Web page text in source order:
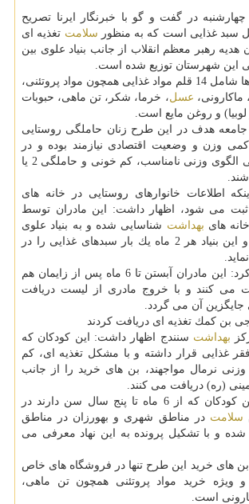
در گفت و گو با خبرنگار ایرنا تصریح
سبد غذایی است كه به منظور سلامت تغذیه ای
هدیه رهبر معظم انقلاب از جانب بنیاد علوی بین
این شهرستان توزیع شده است.
وی افزود: این سبدها شامل 14 قلم مواد غذایی همچون مواد پروتئنی،
، ماكارونی، عسل، خرما، شكر، تن ماهی، حبوبات
و روغن مایع است.
جامعه هدف در این طرح زنان حاملگی روستایی
وزن و وضعیت اقتصادی نیازمند بوده و در
طول دوران حاملگی الگوی وزنی نامناسب، كم خونی و حاملگی 2 یا
اطلاعات خانوارهای روستایی در خانه های
ثبت می شود، اظهار داشت: این مادران توسط
های بهداشت شناسایی شده و به بنیاد علوی
معرفی می گردند و این بنیاد هر 2 ماه یك بار سبدهای غذایی را در
نعمتی خاطرنشان كرد: این مادران آبستن تا 6 ماه پس از زایمان هم
می كنند و با خروج مادری از لیست دریافت
جایگزین آن می گردد.
بهداشت سنندج اظهار داشت: این كودكان كه
فقر غذایی قرار داشته و با مشكل تغذیه ای، كم
نرمال مواجهند، بن های خرید را از جانب
(ره) دریافت می كنند.
وی تصریح كرد: این كودكان كه از 6 ماه تا پنج سال سن دارند در
سلامت در مناطق شهری و بهورزان در مناطق
و با تشكیل پرونده به این نهاد معرفی می
های خرید این طرح تنها در فروشگاه های خاص
و ویژه خرید مواد پروتئنی همچون تن ماهی،
است.